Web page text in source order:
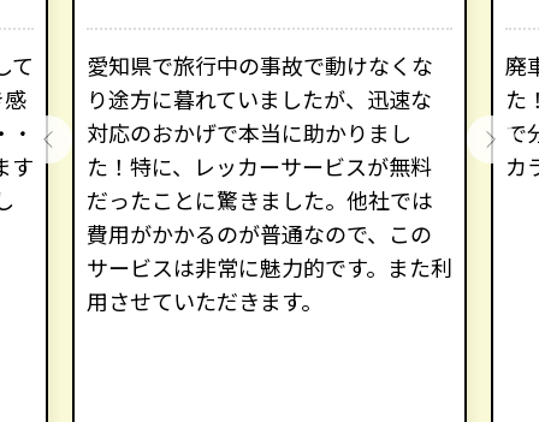
て
す
愛知県で旅行中の事故で動けなくな
り途方に暮れていましたが、迅速な
対応のおかげで本当に助かりまし
た！特に、レッカーサービスが無料
だったことに驚きました。他社では
費用がかかるのが普通なので、この
サービスは非常に魅力的です。また利
用させていただきます。
廃
た
で
カ